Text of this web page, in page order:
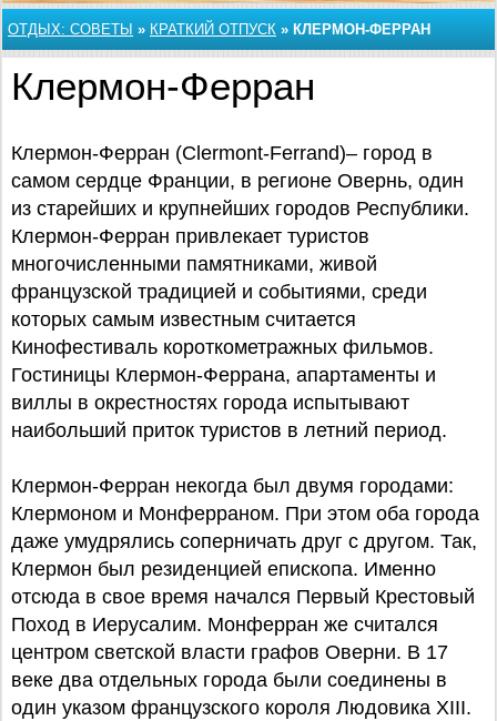
ОТДЫХ: СОВЕТЫ » КРАТКИЙ ОТПУСК » КЛЕРМОН-ФЕРРАН
Клермон-Ферран
Клермон-Ферран (Clermont-Ferrand)– город в
самом сердце Франции, в регионе Овернь, один
из старейших и крупнейших городов Республики.
Клермон-Ферран привлекает туристов
многочисленными памятниками, живой
французской традицией и событиями, среди
которых самым известным считается
Кинофестиваль короткометражных фильмов.
Гостиницы Клермон-Феррана, апартаменты и
виллы в окрестностях города испытывают
наибольший приток туристов в летний период.
Клермон-Ферран некогда был двумя городами:
Клермоном и Монферраном. При этом оба города
даже умудрялись соперничать друг с другом. Так,
Клермон был резиденцией епископа. Именно
отсюда в свое время начался Первый Крестовый
Поход в Иерусалим. Монферран же считался
центром светской власти графов Оверни. В 17
веке два отдельных города были соединены в
один указом французского короля Людовика XIII.